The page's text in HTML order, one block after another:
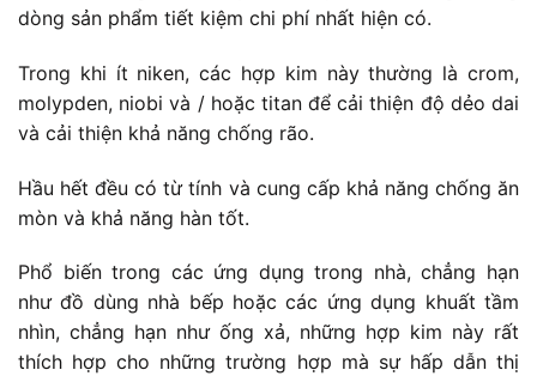
dòng sản phẩm tiết kiệm chi phí nhất hiện có.
Trong khi ít niken, các hợp kim này thường là crom,
molypden, niobi và / hoặc titan để cải thiện độ dẻo dai
và cải thiện khả năng chống rão.
Hầu hết đều có từ tính và cung cấp khả năng chống ăn
mòn và khả năng hàn tốt.
Phổ biến trong các ứng dụng trong nhà, chẳng hạn
như đồ dùng nhà bếp hoặc các ứng dụng khuất tầm
nhìn, chẳng hạn như ống xả, những hợp kim này rất
thích hợp cho những trường hợp mà sự hấp dẫn thị